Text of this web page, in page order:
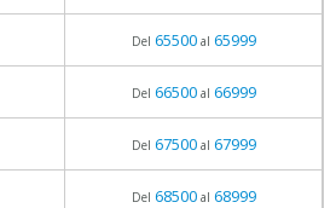
Del 65500al 65999
Del 66500al 66999
Del 67500al 67999
Del 68500al 68999